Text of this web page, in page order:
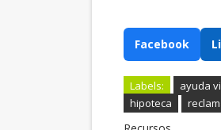
Facebook
Labels: ayuda
hipoteca